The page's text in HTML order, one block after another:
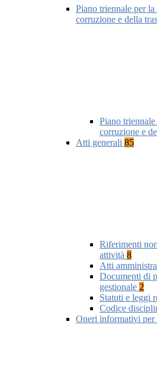
Piano triennale per
corruzione e della
Piano
corruzione e
Atti generali 85
Riferimenti
attività 8
Atti
Documenti di
gestionale 2
Statuti e leggi
Codice
Oneri informativi per